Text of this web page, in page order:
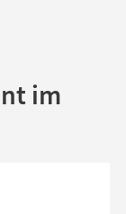
im